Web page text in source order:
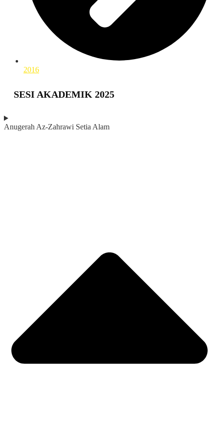
2016
SESI AKADEMIK 2025
Anugerah Az-Zahrawi Setia Alam